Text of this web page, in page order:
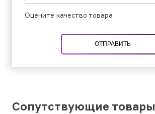
Оцените качество товара
ОТПРАВИТЬ
Сопутствующие товары